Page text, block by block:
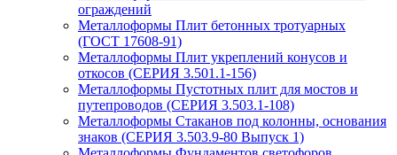
ограждений
Металлоформы Плит бетонных тротуарных
(ГОСТ 17608-91)
Металлоформы Плит укреплений конусов и
откосов (СЕРИЯ 3.501.1-156)
Металлоформы Пустотных плит для мостов и
путепроводов (СЕРИЯ 3.503.1-108)
Металлоформы Стаканов под колонны, основания
знаков (СЕРИЯ 3.503.9-80 Выпуск 1)